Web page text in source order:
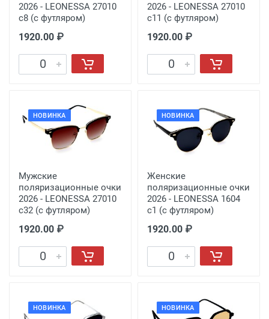
2026 - LEONESSA 27010
с8 (с футляром)
1920.00 ₽
2026 - LEONESSA 27010
с11 (с футляром)
1920.00 ₽
НОВИНКА
Мужские
поляризационные очки
2026 - LEONESSA 27010
с32 (с футляром)
1920.00 ₽
НОВИНКА
Женские
поляризационные очки
2026 - LEONESSA 1604
c1 (с футляром)
1920.00 ₽
НОВИНКА НОВИНКА